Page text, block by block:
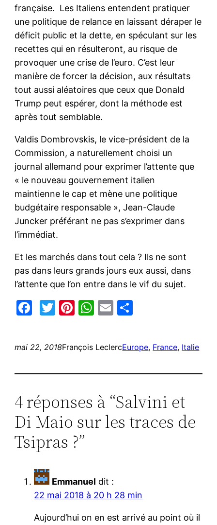
française. Les Italiens entendent pratiquer
une politique de relance en laissant déraper le
déficit public et la dette, en spéculant sur les
recettes qui en résulteront, au risque de
provoquer une crise de l’euro. C’est leur
manière de forcer la décision, aux résultats
tout aussi aléatoires que ceux que Donald
Trump peut espérer, dont la méthode est
après tout semblable.
Valdis Dombrovskis, le vice-président de la
Commission, a naturellement choisi un
journal allemand pour exprimer l’attente que
« le nouveau gouvernement italien
maintienne le cap et mène une politique
budgétaire responsable », Jean-Claude
Juncker préférant ne pas s’exprimer dans
l’immédiat.
Et les marchés dans tout cela ? Ils ne sont
pas dans leurs grands jours eux aussi, dans
l’attente que l’on entre dans le vif du sujet.
Facebook
Twitter
Pinterest
WhatsApp
Email
mai 22, 2018François LeclercEurope, France, Italie
4 réponses à “Salvini et
Di Maio sur les traces de
Tsipras ?”
Emmanuel dit :
22 mai 2018 à 20 h 28 min
Aujourd’hui on en est arrivé au point où il